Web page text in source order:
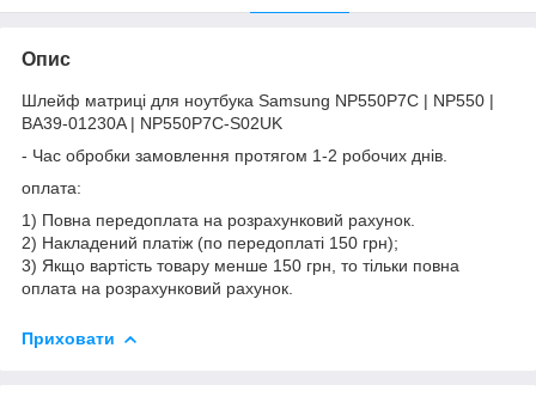
Опис
Шлейф матриці для ноутбука Samsung NP550P7C | NP550 |
BA39-01230A | NP550P7C-S02UK
- Час обробки замовлення протягом 1-2 робочих днів.
оплата:
1) Повна передоплата на розрахунковий рахунок.
2) Накладений платіж (по передоплаті 150 грн);
3) Якщо вартість товару менше 150 грн, то тільки повна
оплата на розрахунковий рахунок.
Приховати